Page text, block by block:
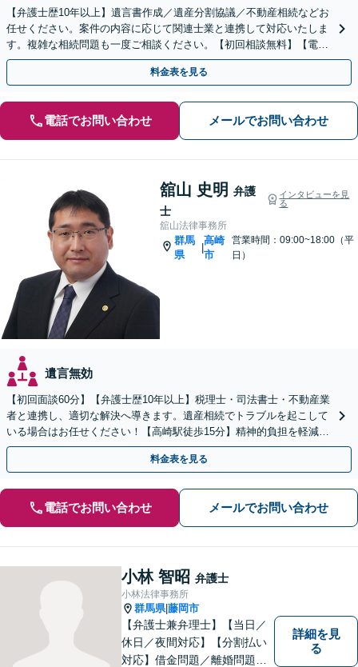
【弁護士歴10年以上】遺言書作成／遺産分割協議／不動産相続などお
任せください。案件の内容に応じて関連士業と連携して対応いたしま
す。複雑な相続問題も一度ご相談ください。【初回相談無料】【電話
相談可】
料金表を見る
電話でお問い合わせ メールでお問い合わせ
舘山 史明 弁護
士
インタビューを見
る
舘山法律事務所
群馬
県
|
高崎
市
営業時間：09:00~18:00（平
日）
遺言無効
【初回面談60分】【弁護士歴10年以上】税理士・司法書士・不動産業
者と連携し、適切な解決へ導きます。遺産相続でトラブルを起こして
いる場合はお任せください！【高崎駅徒歩15分】精神的負担を軽減す
るためにも早めのご相談を。
料金表を見る
電話でお問い合わせ メールでお問い合わせ
小林 智昭 弁護士
小林法律事務所
群馬県|藤岡市
【弁護士兼弁理士】【当日／
休日／夜間対応】【分割払い
対応】借金問題／離婚問題／
詳細を見
る